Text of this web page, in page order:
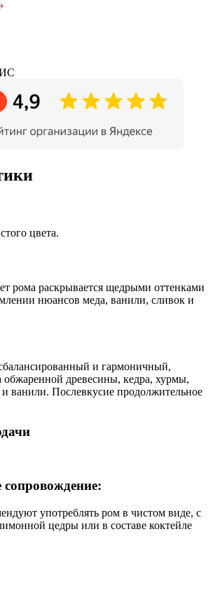
цвета.
рома раскрывается щедрыми оттенками
нюансов меда, ванили, сливок и
и гармоничный,
обжаренной древесины, кедра, хурмы,
и ванили. Послевкусие продолжительное
сопровождение:
употреблять ром в чистом виде, с
цедры или в составе коктейле